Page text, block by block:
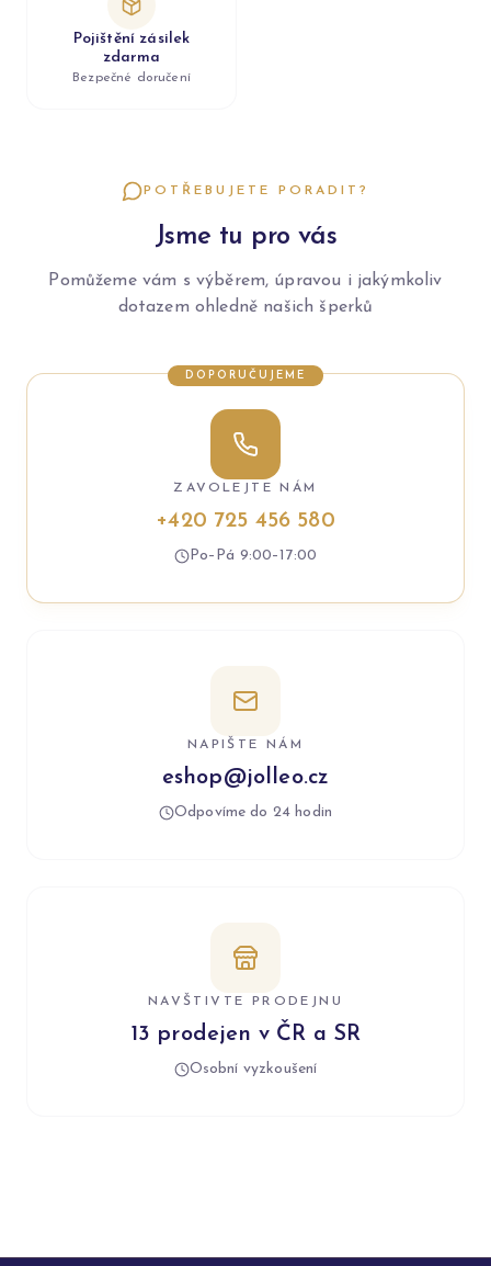
Pojištění zásilek
zdarma
Bezpečné doručení
POTŘEBUJETE PORADIT?
Jsme tu pro vás
Pomůžeme vám s výběrem, úpravou i jakýmkoliv
dotazem ohledně našich šperků
DOPORUČUJEME
ZAVOLEJTE NÁM
+420 725 456 580
Po–Pá 9:00–17:00
NAPIŠTE NÁM
eshop@jolleo.cz
Odpovíme do 24 hodin
NAVŠTIVTE PRODEJNU
13 prodejen v ČR a SR
Osobní vyzkoušení